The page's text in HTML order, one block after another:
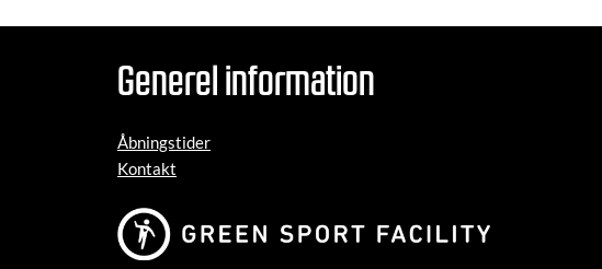
Generel information
Åbningstider
Kontakt